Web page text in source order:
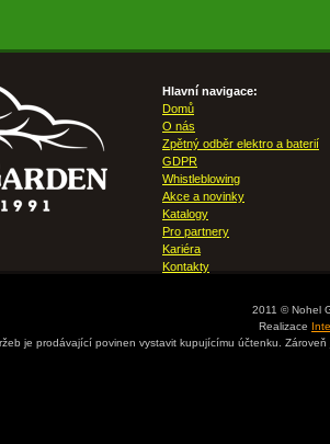
Hlavní navigace:
Domů
O nás
Zpětný odběr elektro a baterií
GDPR
Whistleblowing
Akce a novinky
Katalogy
Pro partnery
Kariéra
Kontakty
2011 © Nohel
Realizace
je prodávající povinen vystavit kupujícímu účtenku.